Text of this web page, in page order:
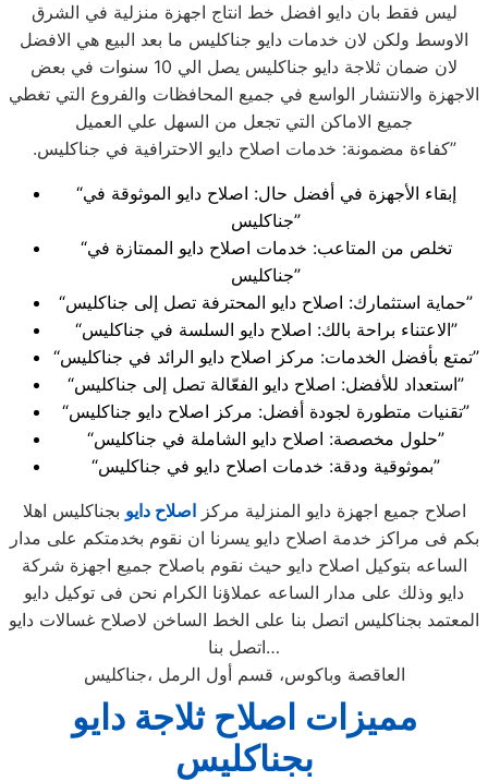
ليس فقط بان دايو افضل خط انتاج اجهزة منزلية في الشرق
الاوسط ولكن لان خدمات دايو جناكليس ما بعد البيع هي الافضل
لان ضمان ثلاجة دايو جناكليس يصل الي 10 سنوات في بعض
الاجهزة والانتشار الواسع في جميع المحافظات والفروع التي تغطي
جميع الاماكن التي تجعل من السهل علي العميل
.كفاءة مضمونة: خدمات اصلاح دايو الاحترافية في جناكليس”
“إبقاء الأجهزة في أفضل حال: اصلاح دايو الموثوقة في
جناكليس”
“تخلص من المتاعب: خدمات اصلاح دايو الممتازة في
جناكليس”
“حماية استثمارك: اصلاح دايو المحترفة تصل إلى جناكليس”
“الاعتناء براحة بالك: اصلاح دايو السلسة في جناكليس”
“تمتع بأفضل الخدمات: مركز اصلاح دايو الرائد في جناكليس”
“استعداد للأفضل: اصلاح دايو الفعّالة تصل إلى جناكليس”
“تقنيات متطورة لجودة أفضل: مركز اصلاح دايو جناكليس”
“حلول مخصصة: اصلاح دايو الشاملة في جناكليس”
“بموثوقية ودقة: خدمات اصلاح دايو في جناكليس”
اصلاح جميع اجهزة دايو المنزلية مركزاصلاح دايو بجناكليس اهلا
بكم فى مراكز خدمة اصلاح دايو يسرنا ان نقوم بخدمتكم على مدار
الساعه بتوكيل اصلاح دايو حيث نقوم باصلاح جميع اجهزة شركة
دايو وذلك على مدار الساعه عملاؤنا الكرام نحن فى توكيل دايو
المعتمد بجناكليس اتصل بنا على الخط الساخن لاصلاح غسالات دايو
اتصل بنا…
جناكليس‎، العاقصة وباكوس، قسم أول الرمل
مميزات اصلاح ثلاجة دايو
بجناكليس